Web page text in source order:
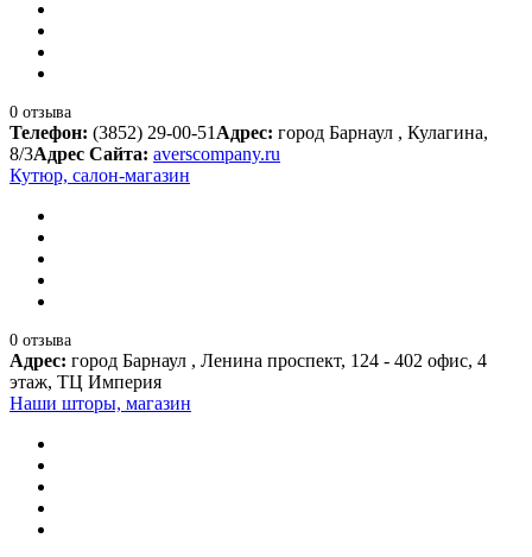
0 отзыва
Телефон: (3852) 29-00-51 Адрес: город Барнаул , Кулагина,
8/3Адрес Сайта: averscompany.ru
Кутюр, салон-магазин
0 отзыва
Адрес: город Барнаул , Ленина проспект, 124 - 402 офис, 4
этаж, ТЦ Империя
Наши шторы, магазин